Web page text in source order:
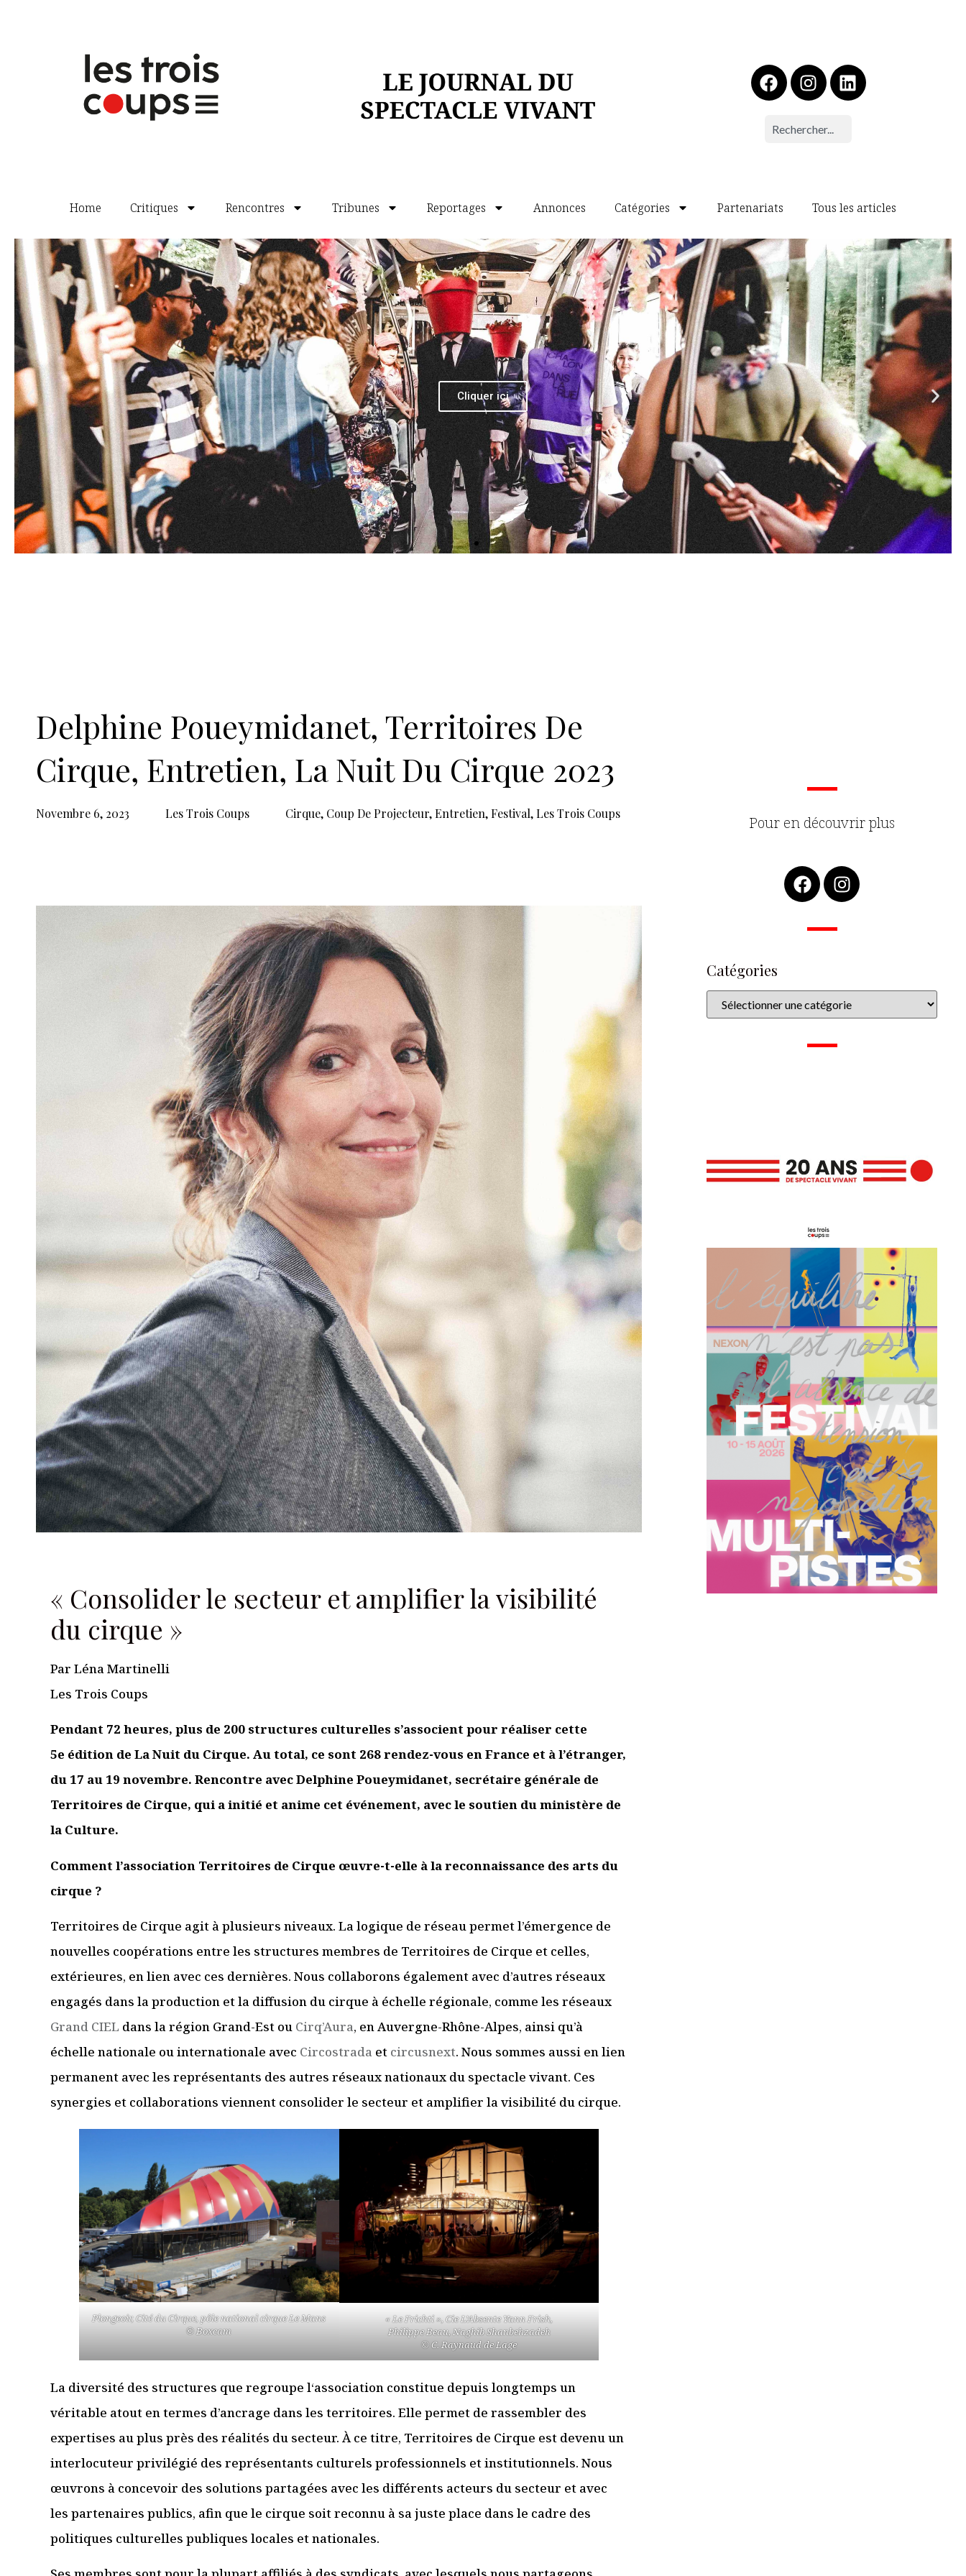
Home Critiques Rencontres Tribunes Reportages Annonces Catégories Partenariats Tous les articles
Cliquer ici
Delphine Poueymidanet, Territoires De
Cirque, Entretien, La Nuit Du Cirque 2023
Novembre 6, 2023 Les Trois Coups Cirque, Coup De Projecteur,Entretien,Festival,Les Trois Coups
« Consolider le secteur et amplifier la visibilité
du cirque »
Par Léna Martinelli
Les Trois Coups
Pendant 72 heures, plus de 200 structures culturelles s’associent pour réaliser cette
5e édition de La Nuit du Cirque. Au total, ce sont 268rendez-vous en France et à l’étranger,
du 17 au 19 novembre. Rencontre avec Delphine Poueymidanet, secrétaire générale de
Territoires de Cirque, qui a initié et anime cet événement, avec le soutien du ministère de
la Culture.
Comment l’association Territoires de Cirque œuvre-t-elle à la reconnaissance des arts du
cirque ?
Territoires de Cirque agit à plusieurs niveaux. La logique de réseau permet l’émergence de
nouvelles coopérations entre les structures membres de Territoires de Cirque et celles,
extérieures, en lien avec ces dernières. Nous collaborons également avec d’autres réseaux
engagés dans la production et la diffusion du cirque à échelle régionale, comme les réseaux
Grand CIEL dans la région Grand-Est ou Cirq’Aura, en Auvergne-Rhône-Alpes, ainsi qu’à
échelle nationale ou internationale avec Circostrada et circusnext. Nous sommes aussi en lien
permanent avec les représentants des autres réseaux nationaux du spectacle vivant. Ces
synergies et collaborations viennent consolider le secteur et amplifier la visibilité du cirque.
Plongeoir, Cité du Cirque, pôle national cirque Le Mans
© Boxcam
« Le Frichti », Cie L’Absente Yann Frish,
Philippe Beau, Naghib Shanbehzadeh
© C. Raynaud de Lage
La diversité des structures que regroupe l‘association constitue depuis longtemps un
véritable atout en termes d’ancrage dans les territoires. Elle permet de rassembler des
expertises au plus près des réalités du secteur. À ce titre, Territoires de Cirque est devenu un
interlocuteur privilégié des représentants culturels professionnels et institutionnels. Nous
œuvrons à concevoir des solutions partagées avec les différents acteurs du secteur et avec
les partenaires publics, afin que le cirque soit reconnu à sa juste place dans le cadre des
politiques culturelles publiques locales et nationales.
Pour en découvrir plus
Catégories
Je m'abonne à la newsletter